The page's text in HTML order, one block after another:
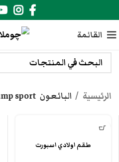
القائمة
الرئيسية البائعون sport
طقم اولادي اسبورت